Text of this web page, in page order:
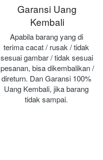
Garansi Uang
Kembali
Apabila barang yang di
terima cacat / rusak / tidak
sesuai gambar / tidak sesuai
pesanan, bisa dikembalikan /
direturn. Dan Garansi 100%
Uang Kembali, jika barang
tidak sampai.